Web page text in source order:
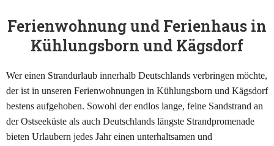
Ferienwohnung und Ferienhaus in
Kühlungsborn und Kägsdorf
Wer einen Strandurlaub innerhalb Deutschlands verbringen möchte,
der ist in unseren Ferienwohnungen in Kühlungsborn und Kägsdorf
bestens aufgehoben. Sowohl der endlos lange, feine Sandstrand an
der Ostseeküste als auch Deutschlands längste Strandpromenade
bieten Urlaubern jedes Jahr einen unterhaltsamen und